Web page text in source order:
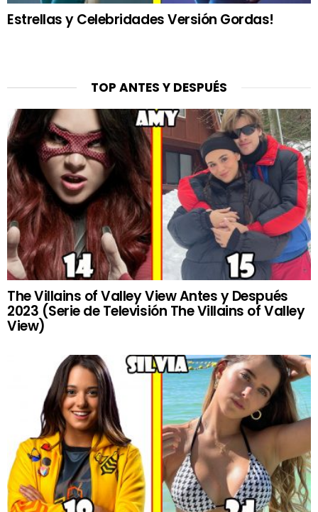
Estrellas y Celebridades Versión Gordas!
TOP ANTES Y DESPUÉS
The Villains of Valley View Antes y Después
2023 (Serie de Televisión The Villains of Valley
View)